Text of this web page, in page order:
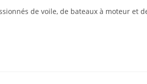
de voile, de bateaux à moteur et